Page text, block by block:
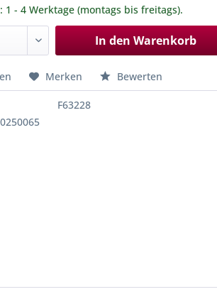
1 - 4 Werktage (montags bis freitags).
In den Warenkorb
Merken Bewerten
F63228